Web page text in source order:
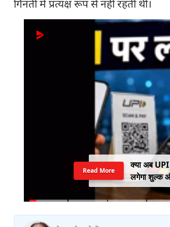
गिनती में प्रत्यक्ष रूप से नहीं रहती थी।
क्या अब UPI
लगेगा शुल्क
Read More